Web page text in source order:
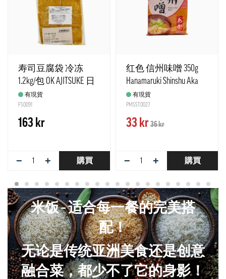
寿司豆腐袋 冷冻
1.2kg/包 OK AJITSUKE 日
本 有現貨
FS0091
163 kr
− + 購買
红色 信州味噌 350g
Hanamaruki Shinshu Aka
有現貨
PMSST0027
33 kr36 kr
− + 購買
米饭 – 适合每一餐的完美搭
配！
无论是传统亚洲美食还是创意
融合菜，都少不了它的身影！